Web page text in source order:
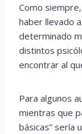
Como
haber llevado
determinado
distintos
encontrar al
Para algunos
mientras que
básicas” sería